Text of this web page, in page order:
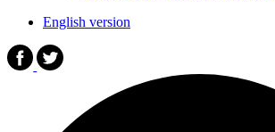
English version